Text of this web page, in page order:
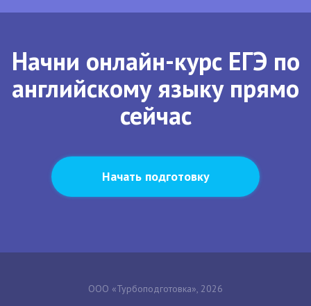
Начни онлайн-курс ЕГЭ по
английскому языку прямо
сейчас
Начать подготовку
ООО «Турбоподготовка», 2026